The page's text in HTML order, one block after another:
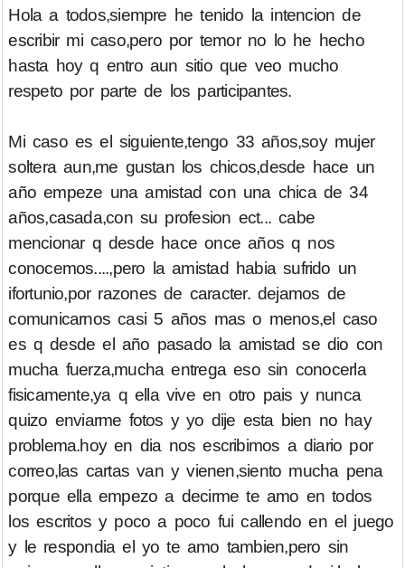
Hola a todos,siempre he tenido la intencion de
escribir mi caso,pero por temor no lo he hecho
hasta hoy q entro aun sitio que veo mucho
respeto por parte de los participantes.
Mi caso es el siguiente,tengo 33 años,soy mujer
soltera aun,me gustan los chicos,desde hace un
año empeze una amistad con una chica de 34
años,casada,con su profesion ect... cabe
mencionar q desde hace once años q nos
conocemos....,pero la amistad habia sufrido un
ifortunio,por razones de caracter. dejamos de
comunicarnos casi 5 años mas o menos,el caso
es q desde el año pasado la amistad se dio con
mucha fuerza,mucha entrega eso sin conocerla
fisicamente,ya q ella vive en otro pais y nunca
quizo enviarme fotos y yo dije esta bien no hay
problema.hoy en dia nos escribimos a diario por
correo,las cartas van y vienen,siento mucha pena
porque ella empezo a decirme te amo en todos
los escritos y poco a poco fui callendo en el juego
y le respondia el yo te amo tambien,pero sin